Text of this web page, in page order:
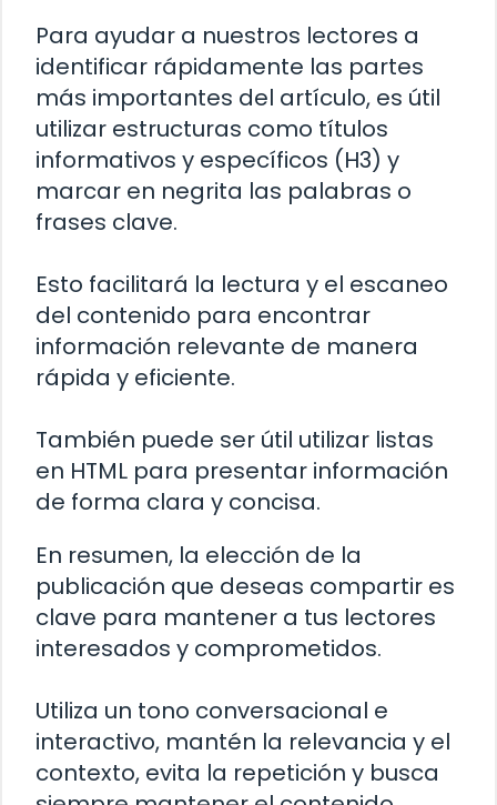
Para ayudar a nuestros lectores a
identificar rápidamente las partes
más importantes del artículo, es útil
utilizar estructuras como títulos
informativos y específicos (H3) y
marcar en negrita las palabras o
frases clave.
Esto facilitará la lectura y el escaneo
del contenido para encontrar
información relevante de manera
rápida y eficiente.
También puede ser útil utilizar listas
en HTML para presentar información
de forma clara y concisa.
En resumen, la elección de la
publicación que deseas compartir es
clave para mantener a tus lectores
interesados y comprometidos.
Utiliza un tono conversacional e
interactivo, mantén la relevancia y el
contexto, evita la repetición y busca